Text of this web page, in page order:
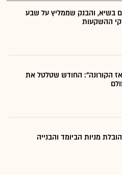
בשיא, והבנק שממליץ על שבע
ההשקעות
הקורונה": החודש שטלטל את
מניות הביומד והבנייה